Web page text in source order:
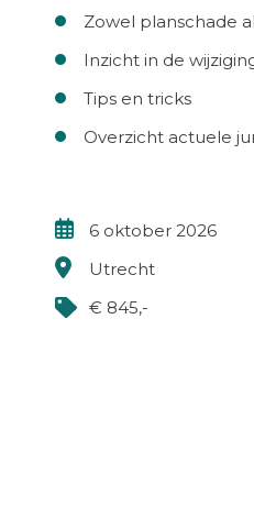
Zowel planschade
Inzicht in de
Tips en tricks
Overzicht actuele
6 oktober 2026
Utrecht
€ 845,-